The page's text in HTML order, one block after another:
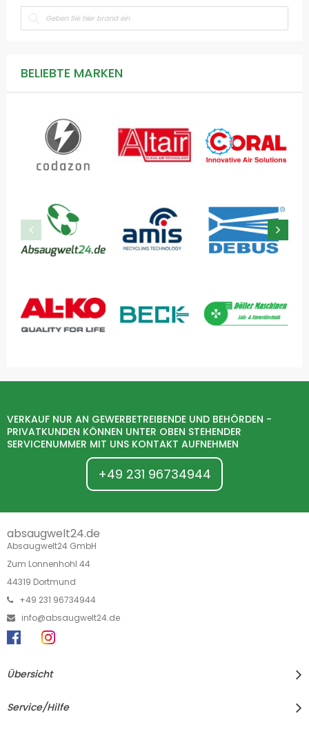
BELIEBTE MARKEN
VERKAUF NUR AN GEWERBETREIBENDE UND BEHÖRDEN -
PRIVATKUNDEN KÖNNEN UNTER OBEN STEHENDER
SERVICENUMMER MIT UNS KONTAKT AUFNEHMEN
+49 231 96734944
absaugwelt24.de
Absaugwelt24 GmbH
Zum Lonnenhohl 44
44319 Dortmund
+49 231 96734944
info@absaugwelt24.de
Übersicht
Service/Hilfe